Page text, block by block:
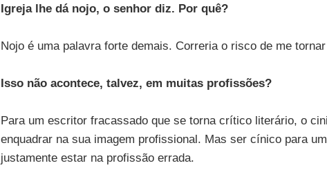
Igreja lhe dá nojo, o senhor diz. Por quê?
Nojo é uma palavra forte demais. Correria o risco de me
Isso não acontece, talvez, em muitas profissões?
Para um escritor fracassado que se torna crítico literário, o
enquadrar na sua imagem profissional. Mas ser cínico para
justamente estar na profissão errada.